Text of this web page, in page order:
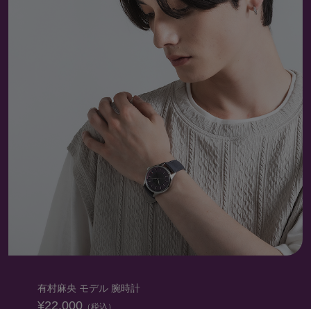
有村麻央 モデル 腕時計
¥22,000 （税込）